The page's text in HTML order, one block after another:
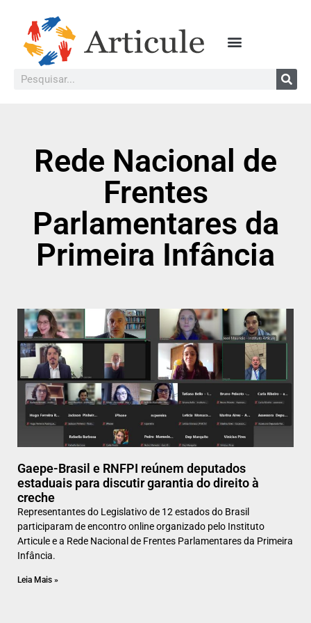
Rede Nacional de
Frentes
Parlamentares da
Primeira Infância
Gaepe-Brasil e RNFPI reúnem deputados
estaduais para discutir garantia do direito à
creche
Representantes do Legislativo de 12 estados do Brasil
participaram de encontro online organizado pelo Instituto
Articule e a Rede Nacional de Frentes Parlamentares da Primeira
Infância.
Leia Mais »